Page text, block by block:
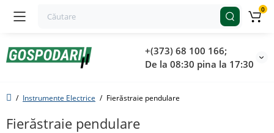
+(373) 68 100 166;
De la 08:30 pina la 17:30
0
Instrumente Electrice Fierăstraie pendulare
Fierăstraie pendulare